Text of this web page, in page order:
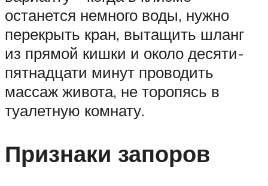
останется немного воды, нужно
перекрыть кран, вытащить шланг
из прямой кишки и около десяти-
пятнадцати минут проводить
массаж живота, не торопясь в
туалетную комнату.
Признаки запоров